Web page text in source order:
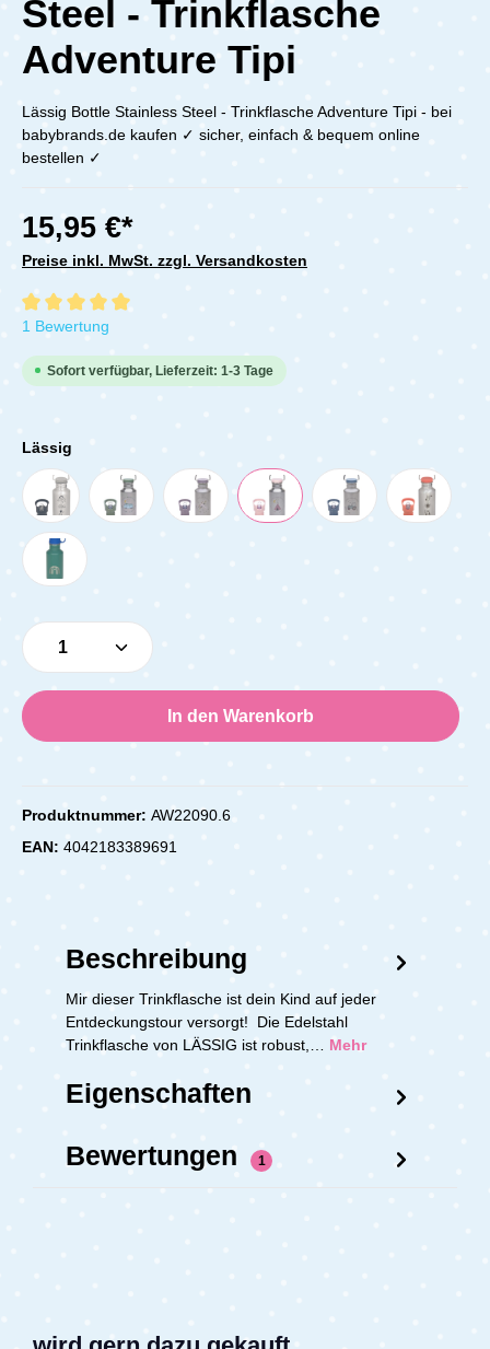
Steel - Trinkflasche
Adventure Tipi
Lässig Bottle Stainless Steel - Trinkflasche Adventure Tipi - bei
babybrands.de kaufen ✓ sicher, einfach & bequem online
bestellen ✓
15,95 €*
Preise inkl. MwSt. zzgl. Versandkosten
Durchschnittliche Bewertung von 5 von 5 Sternen
1 Bewertung
Sofort verfügbar, Lieferzeit: 1-3 Tage
Lässig
Produkt Anzahl: Gib den gewünschten
In den Warenkorb
Produktnummer: AW22090.6
EAN: 4042183389691
Beschreibung
Mir dieser Trinkflasche ist dein Kind auf jeder
Entdeckungstour versorgt! Die Edelstahl
Trinkflasche von LÄSSIG ist robust,… Mehr
Eigenschaften
Bewertungen 1